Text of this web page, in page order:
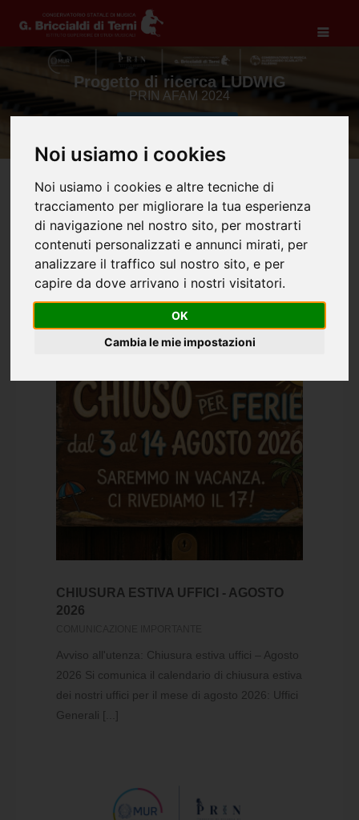
Noi usiamo i cookies
Noi usiamo i cookies e altre tecniche di
tracciamento per migliorare la tua esperienza
di navigazione nel nostro sito, per mostrarti
contenuti personalizzati e annunci mirati, per
analizzare il traffico sul nostro sito, e per
capire da dove arrivano i nostri visitatori.
OK
Cambia le mie impostazioni
News dal Briccialdi
CHIUSURA ESTIVA UFFICI - AGOSTO
2026
Avviso all'utenza: Chiusura estiva uffici – Agosto
2026 Si comunica il calendario di chiusura estiva
dei nostri uffici per il mese di agosto 2026: Uffici
Generali [...]